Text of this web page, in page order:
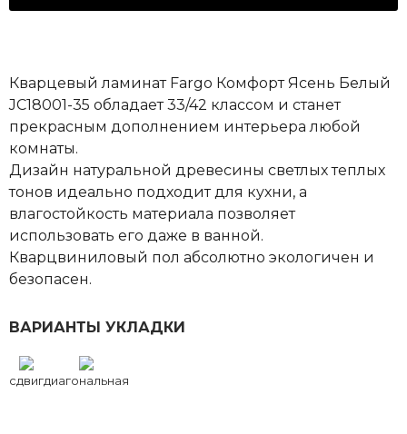
Кварцевый ламинат Fargo Комфорт Ясень Белый
JC18001-35 обладает 33/42 классом и станет
прекрасным дополнением интерьера любой
комнаты.
Дизайн натуральной древесины светлых теплых
тонов идеально подходит для кухни, а
влагостойкость материала позволяет
использовать его даже в ванной.
Кварцвиниловый пол абсолютно экологичен и
безопасен.
ВАРИАНТЫ УКЛАДКИ
сдвигдиагональная